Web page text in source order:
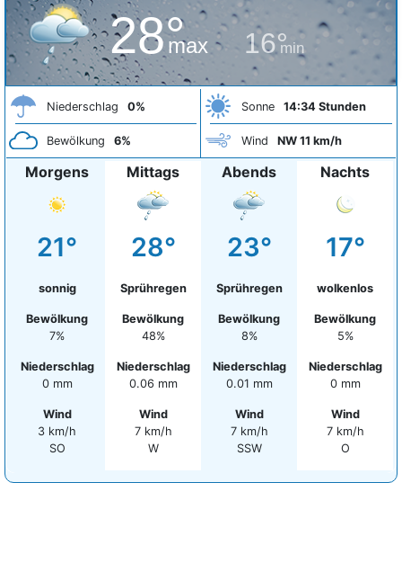
28°
max 16°
min
Niederschlag 0%
Bewölkung 6%
Sonne 14:34 Stunden
Wind NW 11 km/h
Morgens
21°
sonnig
Bewölkung
7%
Niederschlag
0 mm
Wind
3 km/h
SO
Mittags
28°
Sprühregen
Bewölkung
48%
Niederschlag
0.06 mm
Wind
7 km/h
W
Abends
23°
Sprühregen
Bewölkung
8%
Niederschlag
0.01 mm
Wind
7 km/h
SSW
Nachts
17°
wolkenlos
Bewölkung
5%
Niederschlag
0 mm
Wind
7 km/h
O